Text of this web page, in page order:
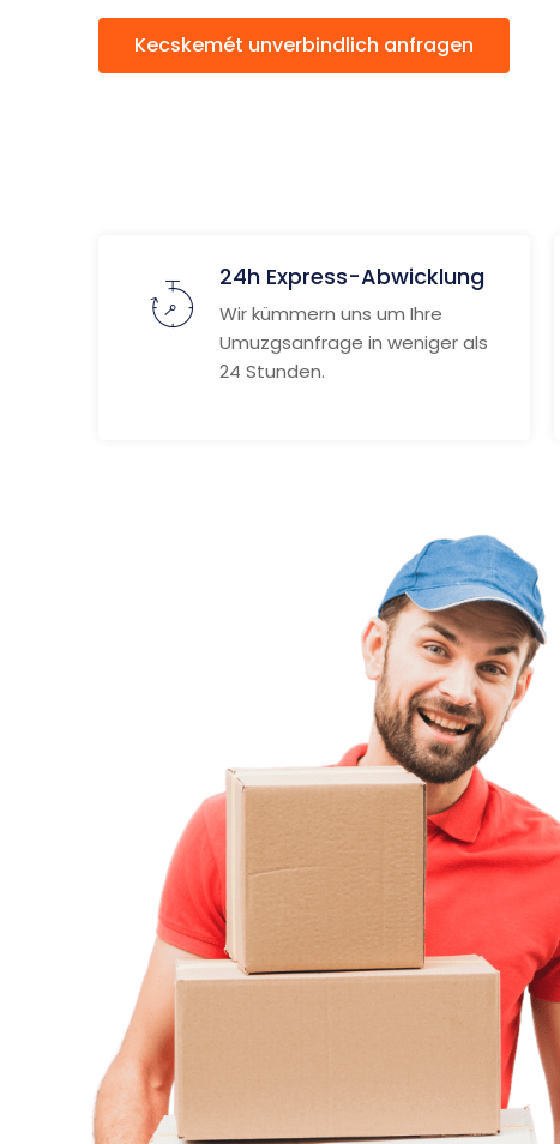
Kecskemét unverbindlich anfragen
24h Express-Abwicklung
Wir kümmern uns um Ihre
Umuzgsanfrage in weniger als
24 Stunden.